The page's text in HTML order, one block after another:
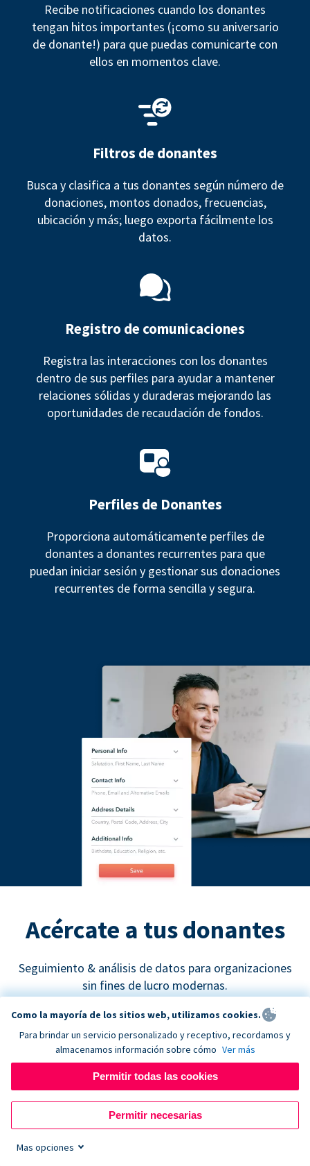
Recibe notificaciones cuando los donantes
tengan hitos importantes (¡como su aniversario
de donante!) para que puedas comunicarte con
ellos en momentos clave.
Filtros de donantes
Busca y clasifica a tus donantes según número de
donaciones, montos donados, frecuencias,
ubicación y más; luego exporta fácilmente los
datos.
Registro de comunicaciones
Registra las interacciones con los donantes
dentro de sus perfiles para ayudar a mantener
relaciones sólidas y duraderas mejorando las
oportunidades de recaudación de fondos.
Perfiles de Donantes
Proporciona automáticamente perfiles de
donantes a donantes recurrentes para que
puedan iniciar sesión y gestionar sus donaciones
recurrentes de forma sencilla y segura.
Acércate a tus donantes
Seguimiento & análisis de datos para organizaciones
sin fines de lucro modernas.
Google Analytics
Descubre cuáles son los canales de recaudación de
fondos más efectivos y empieza a tomar decisiones
Como la mayoría de los sitios web, utilizamos cookies.
Para brindar un servicio personalizado y receptivo, recordamos y
almacenamos información sobre cómo Ver más
Permitir todas las cookies
Permitir necesarias
Mas opciones